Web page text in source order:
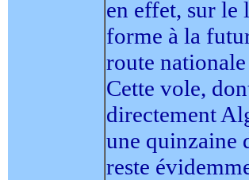
en effet, sur le
forme à la
route
Cette vole,
directement
une quinzaine
reste